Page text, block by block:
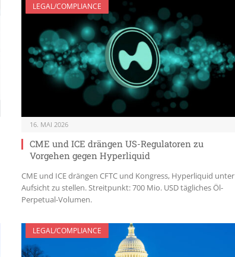
LEGAL/COMPLIANCE
16. MAI 2026
CME und ICE drängen US-Regulatoren zu
Vorgehen gegen Hyperliquid
CME und ICE drängen CFTC und Kongress, Hyperliquid unter
Aufsicht zu stellen. Streitpunkt: 700 Mio. USD tägliches Öl-
Perpetual-Volumen.
LEGAL/COMPLIANCE